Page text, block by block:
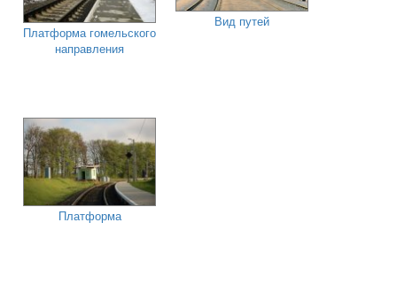
Платформа гомельского
направления
Вид путей
Платформа